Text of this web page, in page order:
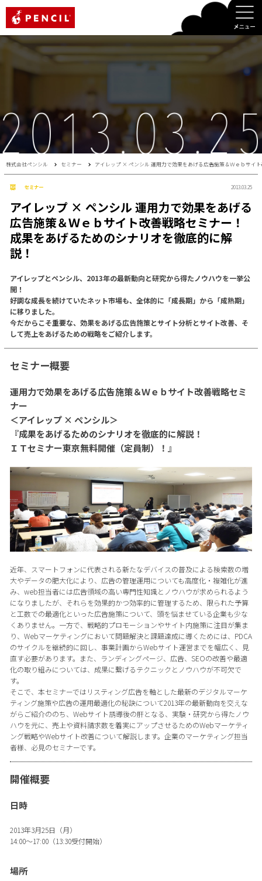
株式会社ペンシル セミナー アイレップ × ペンシル 運用力で効果をあげる広告施策＆Ｗｅｂサイ
セミナー 2013.03.25
アイレップ × ペンシル 運用力で効果をあげる
広告施策＆Ｗｅｂサイト改善戦略セミナー！
成果をあげるためのシナリオを徹底的に解
説！
アイレップとペンシル、2013年の最新動向と研究から得たノウハウを一挙公
開！
好調な成長を続けていたネット市場も、全体的に「成長期」から「成熟期」
に移りました。
今だからこそ重要な、効果をあげる広告施策とサイト分析とサイト改善、そ
して売上をあげるための戦略をご紹介します。
セミナー概要
運用力で効果をあげる広告施策＆Ｗｅｂサイト改善戦略セミ
ナー
＜アイレップ × ペンシル＞
『成果をあげるためのシナリオを徹底的に解説！
ＩＴセミナー東京無料開催（定員制）！』
近年、スマートフォンに代表される新たなデバイスの普及による検索数の増
大やデータの肥大化により、広告の管理運用についても高度化・複雑化が進
み、web担当者には広告領域の高い専門性知識とノウハウが求められるよう
になりましたが、それらを効果的かつ効率的に管理するため、限られた予算
と工数での最適化といった広告施策について、頭を悩ませている企業も少な
くありません。一方で、戦略的プロモーションやサイト内施策に注目が集ま
り、Webマーケティングにおいて問題解決と課題達成に導くためには、PDCA
のサイクルを継続的に回し、事業計画からWebサイト運営までを幅広く、見
直す必要があります。また、ランディングページ、広告、SEOの改善や最適
化の取り組みについては、成果に繋げるテクニックとノウハウが不可欠で
す。
そこで、本セミナーではリスティング広告を軸とした最新のデジタルマーケ
ティング施策や広告の運用最適化の秘訣について2013年の最新動向を交えな
がらご紹介ののち、Webサイト誘導後の肝となる、実験・研究から得たノウ
ハウを元に、売上や資料請求数を着実にアップさせるためのWebマーケティ
ング戦略やWebサイト改善について解説します。企業のマーケティング担当
者様、必見のセミナーです。
開催概要
日時
2013年3月25日（月）
14:00〜17:00（13:30受付開始）
場所